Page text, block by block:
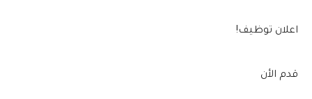
اعلان توظيف!
قدم الأن